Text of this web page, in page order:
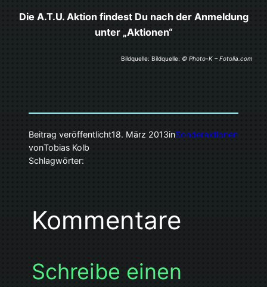
Die A.T.U. Aktion findest Du nach der Anmeldung
unter „Aktionen“
Bildquelle: Bildquelle: © Photo-K – Fotolia.com
Beitrag veröffentlicht18. März 2013inSonderaktionen
vonTobias Kolb
Schlagwörter:
Kommentare
Schreibe einen